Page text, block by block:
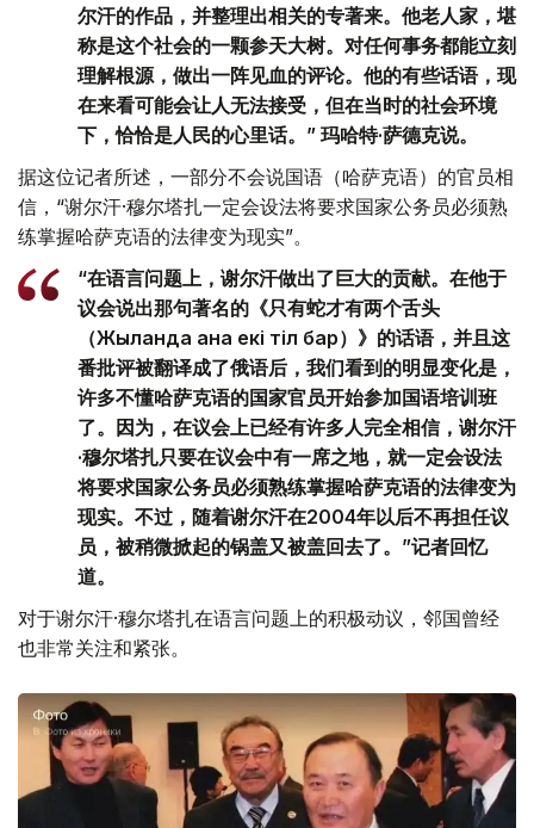
尔汗的作品，并整理出相关的专著来。他老人家，堪
称是这个社会的一颗参天大树。对任何事务都能立刻
理解根源，做出一阵见血的评论。他的有些话语，现
在来看可能会让人无法接受，但在当时的社会环境
下，恰恰是人民的心里话。” 玛哈特·萨德克说。
据这位记者所述，一部分不会说国语（哈萨克语）的官员相
信，“谢尔汗·穆尔塔扎一定会设法将要求国家公务员必须熟
练掌握哈萨克语的法律变为现实”。
“在语言问题上，谢尔汗做出了巨大的贡献。在他于
议会说出那句著名的《只有蛇才有两个舌头
（Жыланда ғана екі тіл бар）》的话语，并且这
番批评被翻译成了俄语后，我们看到的明显变化是，
许多不懂哈萨克语的国家官员开始参加国语培训班
了。因为，在议会上已经有许多人完全相信，谢尔汗
·穆尔塔扎只要在议会中有一席之地，就一定会设法
将要求国家公务员必须熟练掌握哈萨克语的法律变为
现实。不过，随着谢尔汗在2004年以后不再担任议
员，被稍微掀起的锅盖又被盖回去了。”记者回忆
道。
对于谢尔汗·穆尔塔扎在语言问题上的积极动议，邻国曾经
也非常关注和紧张。